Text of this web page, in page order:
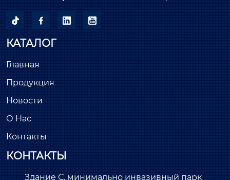
   
КАТАЛОГ
Главная
Продукция
Новости
О Нас
Контакты
КОНТАКТЫ
Здание С, минимально инвазивный парк